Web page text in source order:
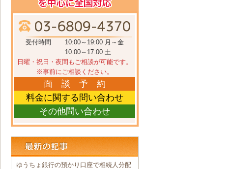
受付時間
10:00～19:00 月～金
10:00～17:00 土
日曜・祝日・夜間もご相談が可能です。
※事前にご相談ください。
面 談 予 約
料金に関する問い合わせ
その他問い合わせ
ゆうちょ銀行の預かり口座で相続人分配